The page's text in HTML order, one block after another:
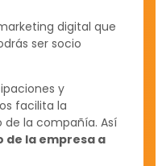
digital que
ser socio
y
facilita la
la compañía. Así
de la empresa a